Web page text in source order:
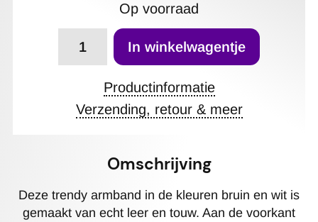
Op voorraad
Aantal In winkelwagentje
Productinformatie
Verzending, retour & meer
Omschrijving
Deze trendy armband in de kleuren bruin en wit is
gemaakt van echt leer en touw. Aan de voorkant